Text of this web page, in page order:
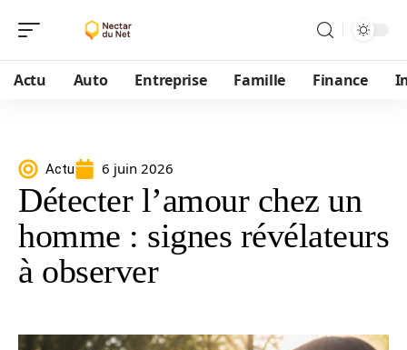
Actu Auto Entreprise Famille Finance
Actu 6 juin 2026
Détecter l’amour chez un
homme : signes révélateurs
à observer